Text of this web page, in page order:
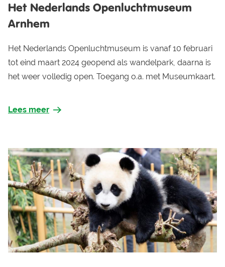
Het Nederlands Openluchtmuseum
Arnhem
Het Nederlands Openluchtmuseum is vanaf 10 februari
tot eind maart 2024 geopend als wandelpark, daarna is
het weer volledig open. Toegang o.a. met Museumkaart.
Lees meer